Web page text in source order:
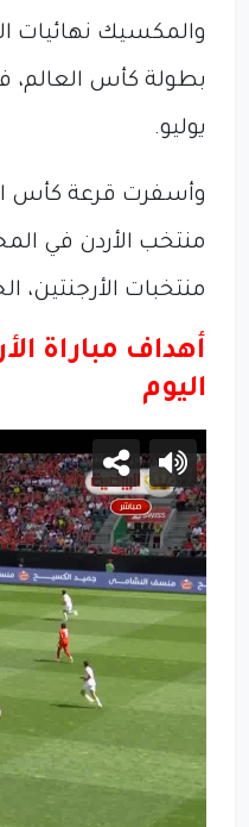
والمكسيك نهائيات
يوليو.
منتخب الأردن في
منتخبات الأرجنتين،
أهداف مباراة
اليوم